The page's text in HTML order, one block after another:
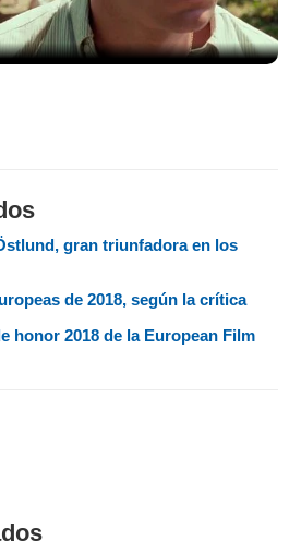
gran triunfadora en los
de 2018, según la crítica
honor 2018 de la European Film